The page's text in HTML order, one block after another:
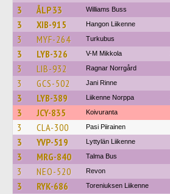
3
ÅLP 33 Williams Buss
3 XIB-915 Hangon Liikenne
3 MYF-264 Turkubus
3 LYB-326 V-M Mikkola
3 LIB-932 Ragnar Norrgård
3 GCS-502 Jani Rinne
3 LYB-389 Liikenne Norppa
3 JCY-835 Koivuranta
3 CLA-300 Pasi Piirainen
3 YVP-519 Lyttylän Liikenne
3 MRG-840 Talma Bus
3 NEO-520 Revon
3 RYK-686 Toreniuksen Liikenne